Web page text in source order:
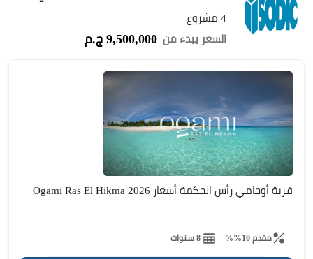
4 مشروع
السعر يبدء من 9,500,000 ج.م
قرية أوجامي رأس الحكمة أسعار 2026 Ogami Ras El Hikma
مقدم 10%% 8 سنوات